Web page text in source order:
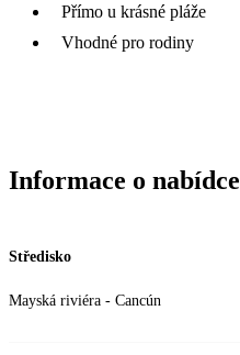
Přímo u krásné pláže
Vhodné pro rodiny
Informace o nabídce
Středisko
Mayská riviéra - Cancún